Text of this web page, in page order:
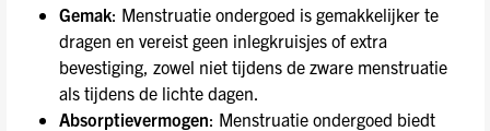
Gemak: Menstruatie ondergoed is gemakkelijker te
dragen en vereist geen inlegkruisjes of extra
bevestiging, zowel niet tijdens de zware menstruatie
als tijdens de lichte dagen.
Absorptievermogen: Menstruatie ondergoed biedt